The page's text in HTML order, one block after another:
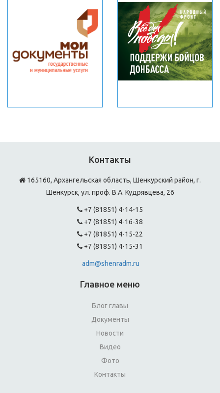
Контакты
165160, Архангельская область, Шенкурский район, г.
Шенкурск, ул. проф. В.А. Кудрявцева, 26
+7 (81851) 4-14-15
+7 (81851) 4-16-38
+7 (81851) 4-15-22
+7 (81851) 4-15-31
adm@shenradm.ru
Главное меню
Блог главы
Документы
Новости
Видео
Фото
Контакты